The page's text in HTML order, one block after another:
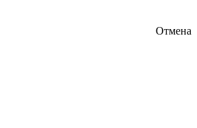
Отмена